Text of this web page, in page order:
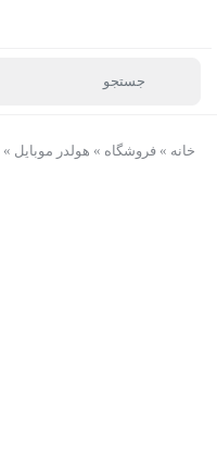
خانه » فروشگاه » هولدر موبایل »